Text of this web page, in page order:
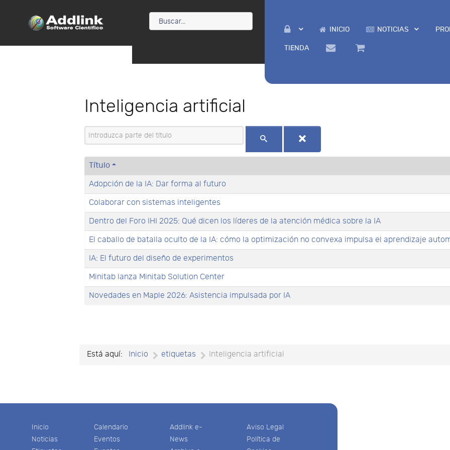
INICIO NOTICIAS
TIENDA
Inteligencia artificial
Introduzca parte del título
Título
Adopción de la IA: Dar forma al futuro
Colaborar con sistemas inteligentes
Dentro del Foro IHI 2025: Qué dicen los líderes de la atención médica sobre la IA
El caballo de batalla oculto de la IA: cómo la optimización no convexa impulsa el aprendizaje
IA: El futuro del diseño de experimentos
Minitab lanza Minitab Solution Center
Novedades en Maple 2026: Asistencia impulsada por IA
Está aquí: Inicio etiquetas Inteligencia artificial
Inicio
Noticias
Calendario
Eventos
Addlink e-
News
Aviso Legal
Política de